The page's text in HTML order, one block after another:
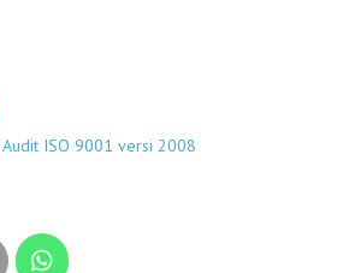
ISO 9001 versi 2008